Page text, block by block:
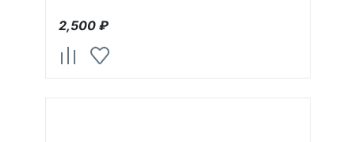
2,500₽